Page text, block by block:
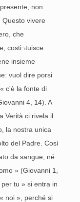
non
vivere
che
costi¬tuisce
insieme
vuol dire porsi
c'è la fonte di
4, 14). A
Verità ci rivela il
la nostra unica
del Padre. Così
da sangue, né
» (Giovanni 1,
tu » si entra in
noi », perché si